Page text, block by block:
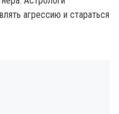
агрессию и стараться